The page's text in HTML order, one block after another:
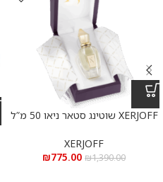
XERJOFF שוטינג סטאר ניאו 50 מ”ל
XERJOFF
₪1,390.00
₪775.00